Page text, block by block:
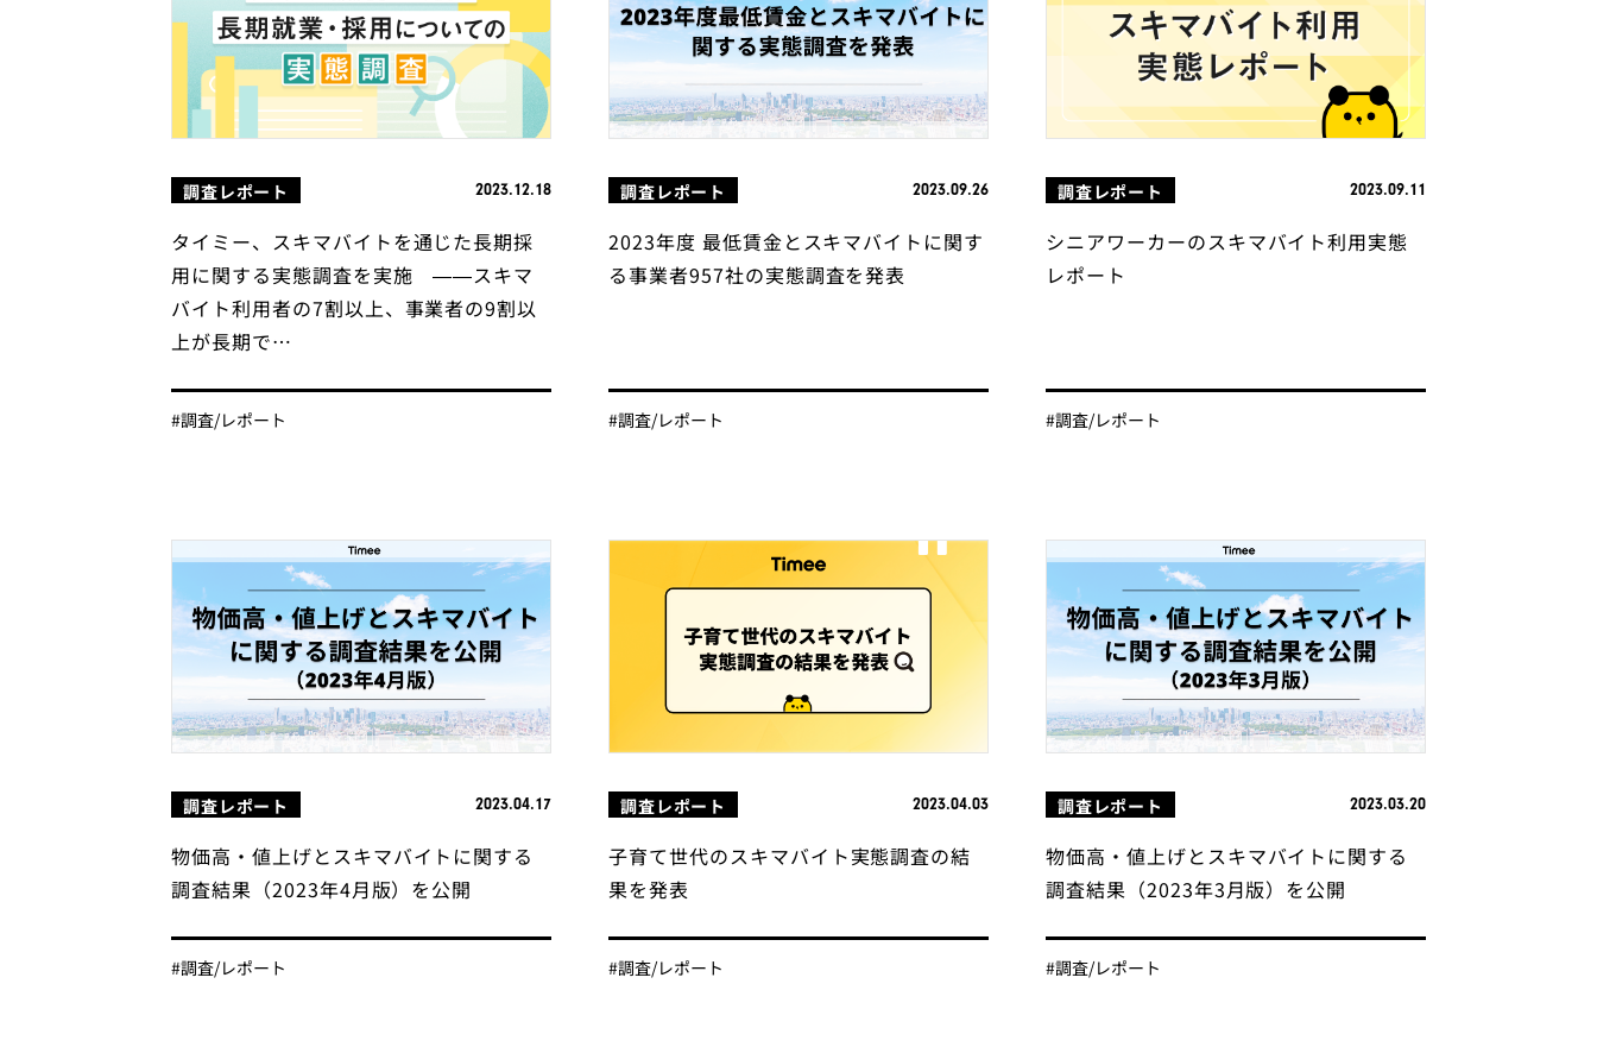
調査レポート 2023.12.18
タイミー、スキマバイトを通じた長期採
用に関する実態調査を実施 ——スキマ
バイト利用者の7割以上、事業者の9割以
上が長期で…
#調査/レポート
調査レポート 2023.09.26
2023年度 最低賃金とスキマバイトに関す
る事業者957社の実態調査を発表
#調査/レポート
調査レポート 2023.09.11
シニアワーカーのスキマバイト利用実態
レポート
#調査/レポート
調査レポート 2023.04.17
物価高・値上げとスキマバイトに関する
調査結果（2023年4月版）を公開
#調査/レポート
調査レポート 2023.04.03
子育て世代のスキマバイト実態調査の結
果を発表
#調査/レポート
調査レポート 2023.03.20
物価高・値上げとスキマバイトに関する
調査結果（2023年3月版）を公開
#調査/レポート